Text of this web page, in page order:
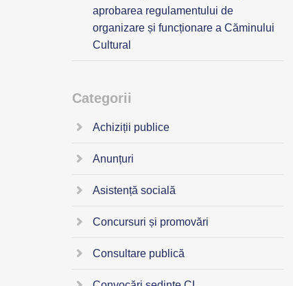
aprobarea regulamentului de
organizare și funcționare a Căminului
Cultural
Categorii
Achiziții publice
Anunțuri
Asistență socială
Concursuri și promovări
Consultare publică